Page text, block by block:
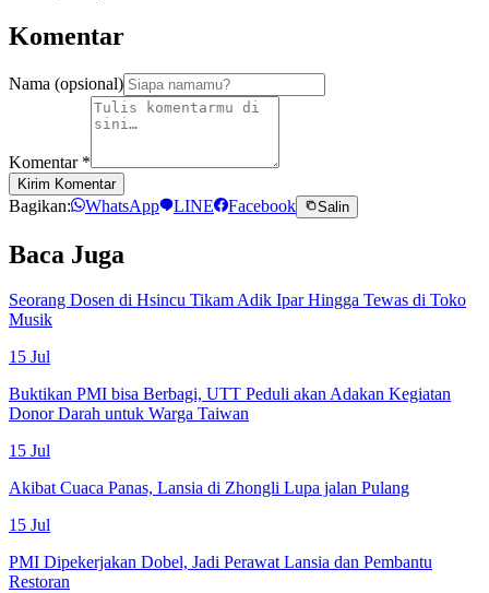
Komentar
Nama (opsional)
Komentar *
Kirim Komentar
Bagikan: WhatsApp LINE Facebook Salin
Baca Juga
Seorang Dosen di Hsincu Tikam Adik Ipar Hingga Tewas di Toko
Musik
15 Jul
Buktikan PMI bisa Berbagi, UTT Peduli akan Adakan Kegiatan
Donor Darah untuk Warga Taiwan
15 Jul
Akibat Cuaca Panas, Lansia di Zhongli Lupa jalan Pulang
15 Jul
PMI Dipekerjakan Dobel, Jadi Perawat Lansia dan Pembantu
Restoran